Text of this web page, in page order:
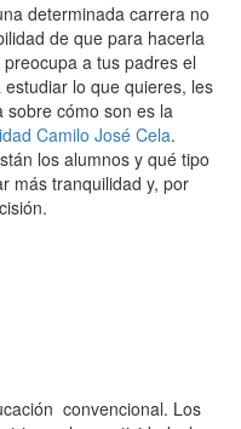
determinada carrera no
de que para hacerla
a tus padres el
lo que quieres, les
sobre cómo son es la
Camilo José Cela.
los alumnos y qué tipo
más tranquilidad y, por
convencional. Los